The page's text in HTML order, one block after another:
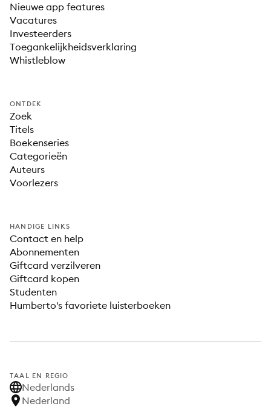
Nieuwe app features
Vacatures
Investeerders
Toegankelijkheidsverklaring
Whistleblow
ONTDEK
Zoek
Titels
Boekenseries
Categorieën
Auteurs
Voorlezers
HANDIGE LINKS
Contact en help
Abonnementen
Giftcard verzilveren
Giftcard kopen
Studenten
Humberto's favoriete luisterboeken
TAAL EN REGIO
Nederlands
Nederland